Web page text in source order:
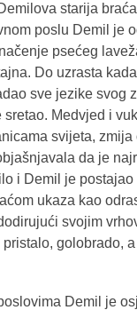
starija
poslu Demil je
psećeg
Do uzrasta
sve jezike svog
Medvjed i
svijeta,
da je
i Demil je
kao
svojim
golobrado,
Demil je